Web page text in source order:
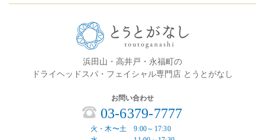
浜田山・高井戸・永福町の
ドライヘッドスパ・フェイシャル専門店 とうとがなし
お問い合わせ
03-6379-7777
火・木〜土 9:00～17:30